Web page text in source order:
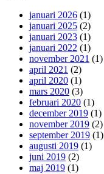
januari 2026 (1)
januari 2025 (2)
januari 2023 (1)
januari 2022 (1)
november 2021 (1)
april 2021 (2)
april 2020 (1)
mars 2020 (3)
februari 2020 (1)
december 2019 (1)
november 2019 (2)
september 2019 (1)
augusti 2019 (1)
juni 2019 (2)
maj 2019 (1)